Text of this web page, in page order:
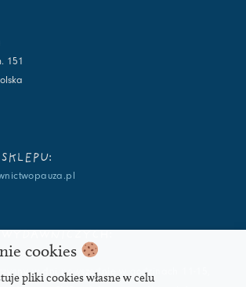
151
w dni powszednie w godzinach 11-15,
cookies
pliki cookies własne w celu